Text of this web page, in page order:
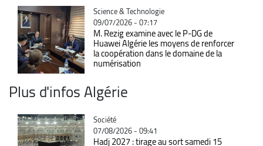
Catégorie
Science & Technologie
09/07/2026 - 07:17
M. Rezig examine avec le P-DG de
Huawei Algérie les moyens de renforcer
la coopération dans le domaine de la
numérisation
Plus d'infos Algérie
Catégorie
Société
07/08/2026 - 09:41
Hadj 2027 : tirage au sort samedi 15